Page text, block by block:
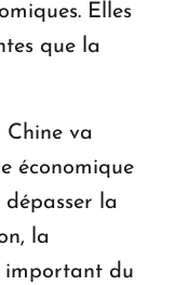
Elles
que la
va
économique
la
la
important du